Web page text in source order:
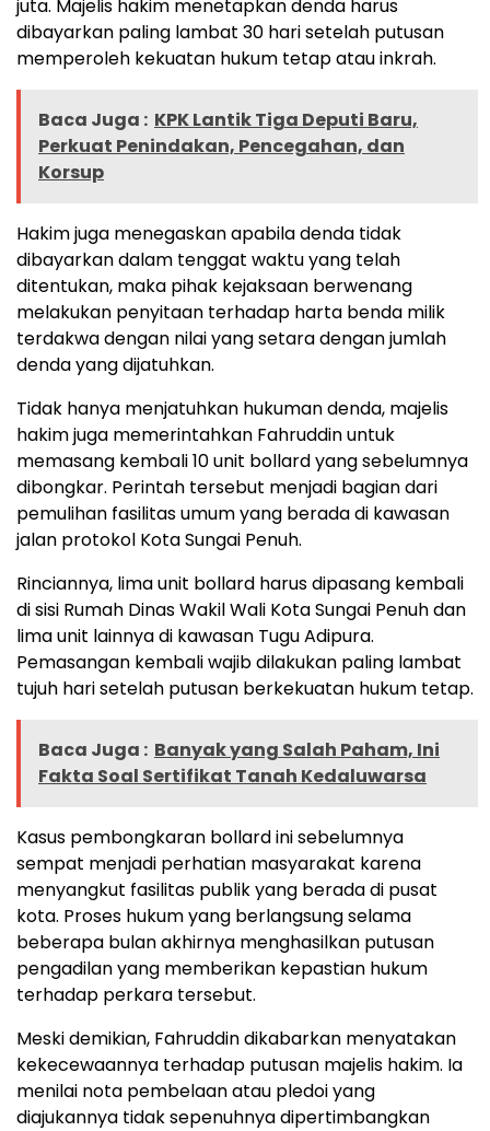
juta. Majelis hakim menetapkan denda harus
dibayarkan paling lambat 30 hari setelah putusan
memperoleh kekuatan hukum tetap atau inkrah.
Baca Juga : KPK Lantik Tiga Deputi Baru,
Perkuat Penindakan, Pencegahan, dan
Korsup
Hakim juga menegaskan apabila denda tidak
dibayarkan dalam tenggat waktu yang telah
ditentukan, maka pihak kejaksaan berwenang
melakukan penyitaan terhadap harta benda milik
terdakwa dengan nilai yang setara dengan jumlah
denda yang dijatuhkan.
Tidak hanya menjatuhkan hukuman denda, majelis
hakim juga memerintahkan Fahruddin untuk
memasang kembali 10 unit bollard yang sebelumnya
dibongkar. Perintah tersebut menjadi bagian dari
pemulihan fasilitas umum yang berada di kawasan
jalan protokol Kota Sungai Penuh.
Rinciannya, lima unit bollard harus dipasang kembali
di sisi Rumah Dinas Wakil Wali Kota Sungai Penuh dan
lima unit lainnya di kawasan Tugu Adipura.
Pemasangan kembali wajib dilakukan paling lambat
tujuh hari setelah putusan berkekuatan hukum tetap.
Baca Juga : Banyak yang Salah Paham, Ini
Fakta Soal Sertifikat Tanah Kedaluwarsa
Kasus pembongkaran bollard ini sebelumnya
sempat menjadi perhatian masyarakat karena
menyangkut fasilitas publik yang berada di pusat
kota. Proses hukum yang berlangsung selama
beberapa bulan akhirnya menghasilkan putusan
pengadilan yang memberikan kepastian hukum
terhadap perkara tersebut.
Meski demikian, Fahruddin dikabarkan menyatakan
kekecewaannya terhadap putusan majelis hakim. Ia
menilai nota pembelaan atau pledoi yang
diajukannya tidak sepenuhnya dipertimbangkan